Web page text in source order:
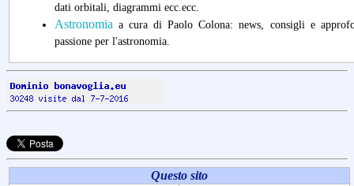
dati orbitali, diagrammi ecc.ecc.
Astronomia a cura di Paolo Colona: news, consigli e
passione per l'astronomia.
Questo sito